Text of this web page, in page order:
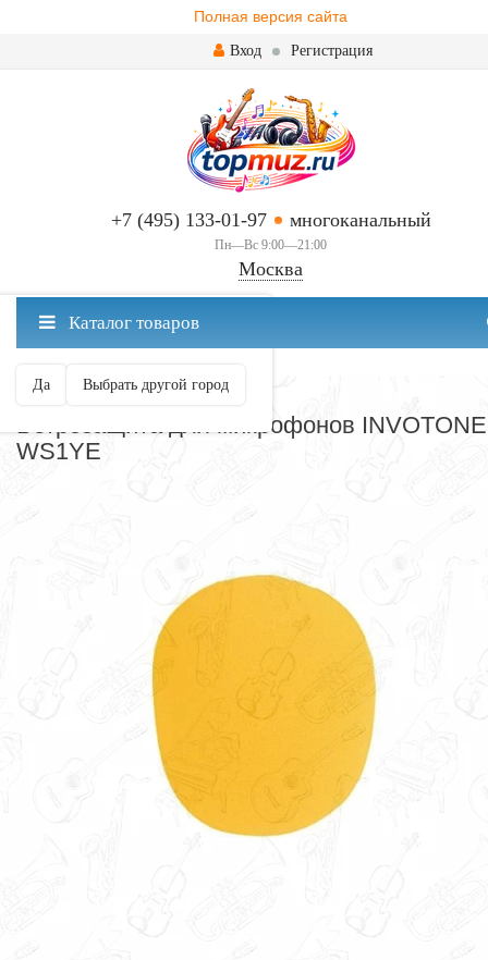
Полная версия сайта
Вход Регистрация
+7 (495) 133-01-97 многоканальный
Пн—Вс 9:00—21:00
Москва
Москва ваш город?
Да Выбрать другой город
Каталог товаров
ВЕТРОЗАЩИТА
Ветрозащита для микрофонов INVOTONE
WS1YE